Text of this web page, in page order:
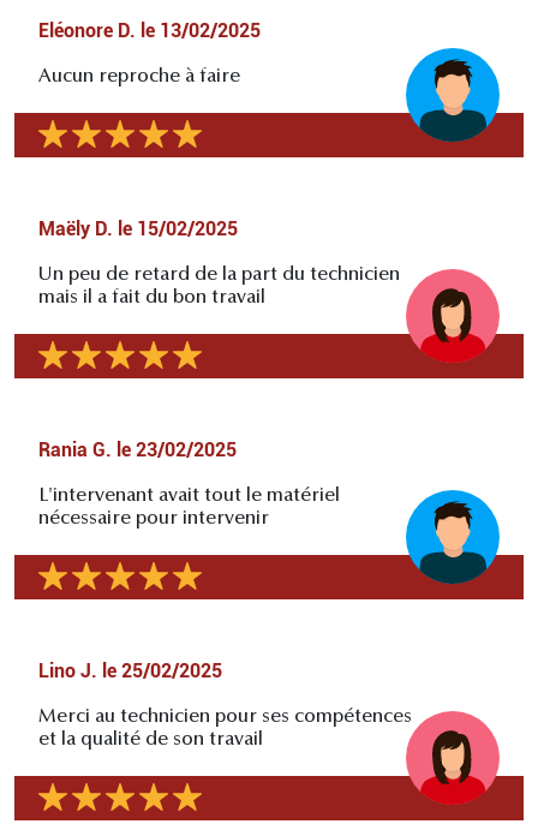
Eléonore D. le 13/02/2025
Aucun reproche à faire
Maëly D. le 15/02/2025
Un peu de retard de la part du technicien
mais il a fait du bon travail
Rania G. le 23/02/2025
L'intervenant avait tout le matériel
nécessaire pour intervenir
Lino J. le 25/02/2025
Merci au technicien pour ses compétences
et la qualité de son travail